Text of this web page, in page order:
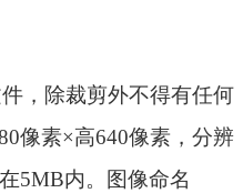
，除裁剪外不得有任何
像素×高640像素，分辨
5MB内。图像命名